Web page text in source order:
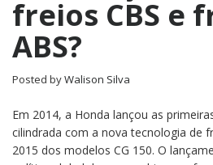
freios CBS e
ABS?
Posted byWalison Silva
Em 2014, a Honda lançou as
cilindrada com a nova tecnologia de
2015 dos modelos CG 150. O